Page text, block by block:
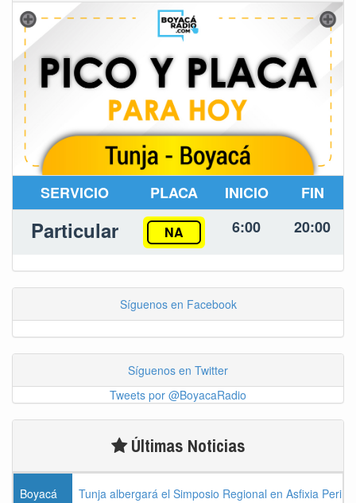
SERVICIO PLACA INICIO FIN
Particular NA 6:00 20:00
Síguenos en Facebook
Síguenos en Twitter
Tweets por @BoyacaRadio
Últimas Noticias
Boyacá Tunja albergará el Simposio Regional en Asfixia